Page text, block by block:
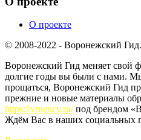
О проекте
© 2008-2022 - Воронежский Гид.
Воронежский Гид меняет свой
долгие годы вы были с нами.
прощаться, Воронежский Гид
прежние и новые материалы
https://vrnency.ru/под брендом
Ждём Вас в наших социальных